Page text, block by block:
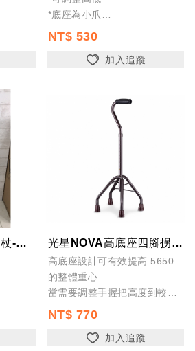
*底座為小爪
*總高：77~105cm
NT$ 530
加入追蹤
四腳拐(大爪) 助行拐杖-銀髮-老人-輔具-伸縮拐杖-全新公司貨 光星NOVA高底座四腳拐杖手杖5650
高底座設計可有效提高 5650
的整體重心
當需要調整手握把高度到較高
位置時(身高170cm以上)，依
置進而提高使用時的穩定與安
NT$ 770
加入追蹤